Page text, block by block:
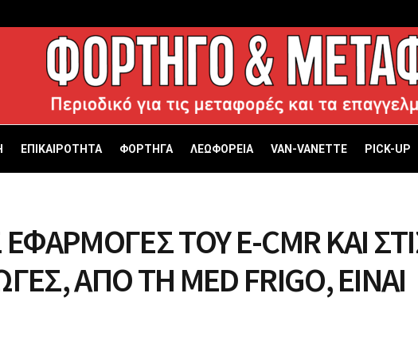
ΕΠΙΚΑΙΡΟΤΗΤΑ ΦΟΡΤΗΓΑ ΛΕΩΦΟΡΕΙΑ VAN-VANETTΕ PICK-UP
ΤΟΥ E-CMR ΚΑΙ
ΑΠΟ ΤΗ MED FRIGO, ΕΙΝΑΙ